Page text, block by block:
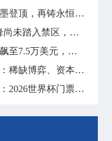
顶，再铸永恒传奇
，梦想已碎在防线之外”
天价门票创下历史纪录
与全球体育消费版图的结构性重塑
门票市场的溢价平衡机制